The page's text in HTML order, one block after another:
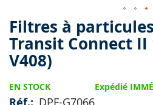
Filtres à
Transit Connect II
V408)
EN STOCK
DPF-G7066
Expédié
Skip
to
the
beginning
the
images